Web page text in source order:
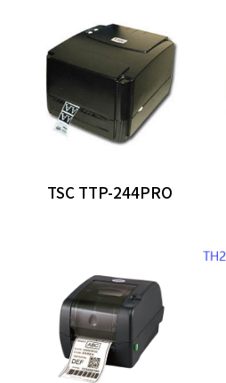
分離式POS主機
Panel PC
自助點餐機
客顯/觸控螢幕
熱感式標籤機
熱感熱轉兩用標籤機
收銀錢櫃
TSC TTP-244PRO